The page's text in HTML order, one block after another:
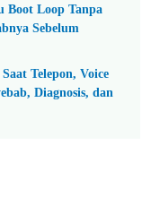
Boot Loop Tanpa
Sebelum
Telepon, Voice
Diagnosis, dan